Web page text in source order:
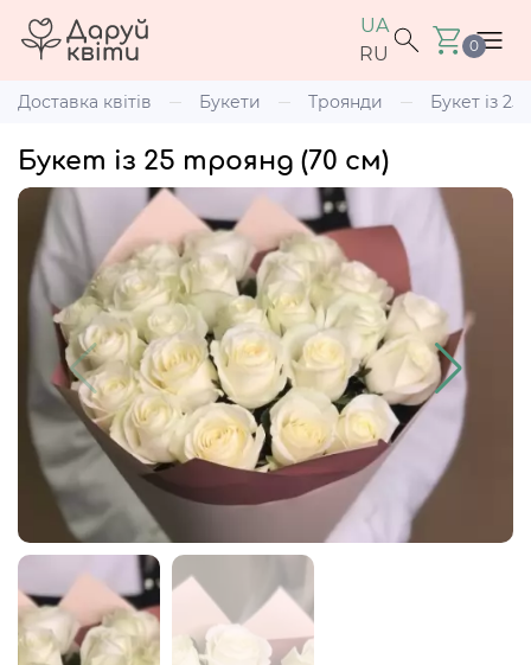
UA
RU
0
Доставка квітів Букети Троянди Букет із
Букет із 25 троянд (70 см)